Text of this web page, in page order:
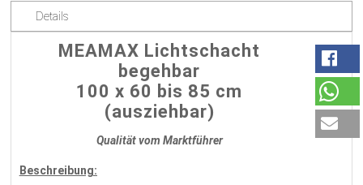
Details
MEAMAX Lichtschacht
begehbar
100 x 60 bis 85 cm
(ausziehbar)
Qualität vom Marktführer
Beschreibung: